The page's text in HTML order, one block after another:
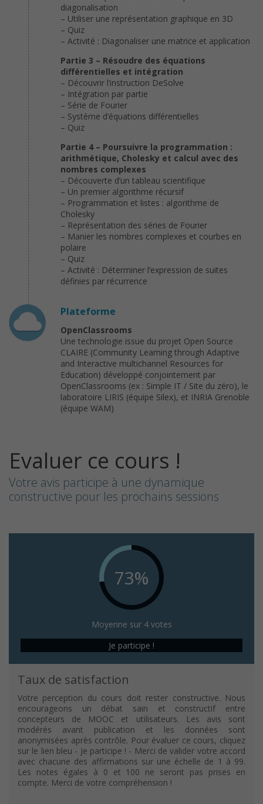
diagonalisation
– Utiliser une représentation graphique en 3D
– Quiz
– Activité : Diagonaliser une matrice et application
Partie 3 – Résoudre des équations
différentielles et intégration
– Découvrir l’instruction DeSolve
– Intégration par partie
– Série de Fourier
– Système d’équations différentielles
– Quiz
Partie 4 – Poursuivre la programmation :
arithmétique, Cholesky et calcul avec des
nombres complexes
– Découverte d’un tableau scientifique
– Un premier algorithme récursif
– Programmation et listes : algorithme de
Cholesky
– Représentation des séries de Fourier
– Manier les nombres complexes et courbes en
polaire
– Quiz
– Activité : Déterminer l’expression de suites
définies par récurrence
Plateforme
OpenClassrooms
Une technologie issue du projet Open Source
CLAIRE (Community Learning through Adaptive
and Interactive multichannel Resources for
Education) développé conjointement par
OpenClassrooms (ex : Simple IT / Site du zéro), le
laboratoire LIRIS (équipe Silex), et INRIA Grenoble
(équipe WAM)
Evaluer ce cours !
Votre avis participe à une dynamique
constructive pour les prochains sessions
73%
Moyenne sur 4 votes
Je participe !
Taux de satisfaction
Votre perception du cours doit rester constructive. Nous
encourageons un débat sain et constructif entre
concepteurs de MOOC et utilisateurs. Les avis sont
modérés avant publication et les données sont
anonymisées après contrôle. Pour évaluer ce cours, cliquez
sur le lien bleu - Je participe ! - Merci de valider votre accord
avec chacune des affirmations sur une échelle de 1 à 99.
Les notes égales à 0 et 100 ne seront pas prises en
compte. Merci de votre compréhension !